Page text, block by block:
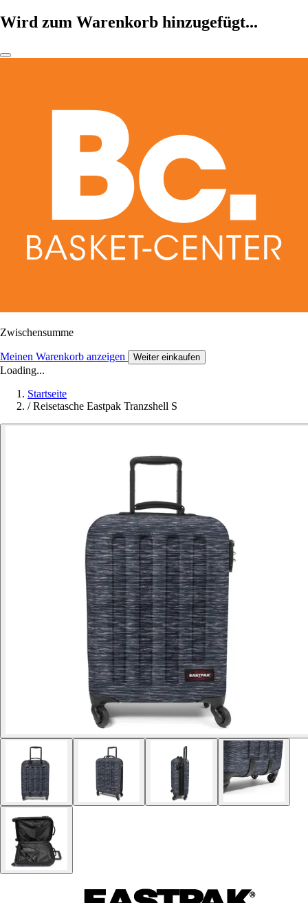
Wird zum Warenkorb hinzugefügt...
Zwischensumme
Meinen Warenkorb anzeigen Weiter einkaufen
Loading...
Startseite
/ Reisetasche Eastpak Tranzshell S